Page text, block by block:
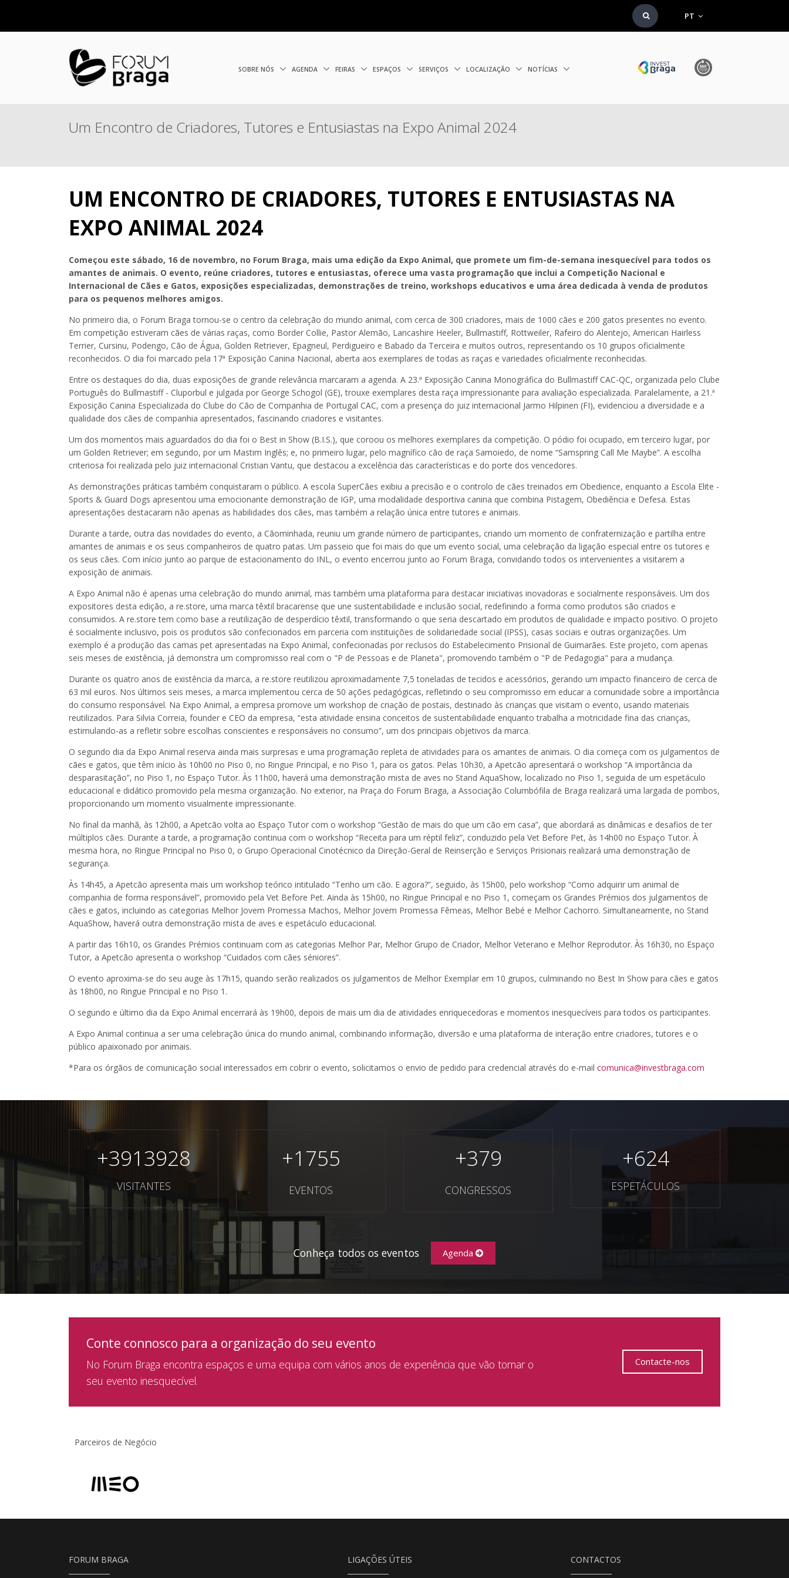
PT
SOBRE NÓS AGENDA FEIRAS ESPAÇOS SERVIÇOS LOCALIZAÇÃO NOTÍCIAS
Um Encontro de Criadores, Tutores e Entusiastas na Expo Animal 2024
UM ENCONTRO DE CRIADORES, TUTORES E ENTUSIASTAS NA
EXPO ANIMAL 2024
Começou este sábado, 16 de novembro, no Forum Braga, mais uma edição da Expo Animal, que promete um fim-de-semana inesquecível para todos os
amantes de animais. O evento, reúne criadores, tutores e entusiastas, oferece uma vasta programação que inclui a Competição Nacional e
Internacional de Cães e Gatos, exposições especializadas, demonstrações de treino, workshops educativos e uma área dedicada à venda de produtos
para os pequenos melhores amigos.
No primeiro dia, o Forum Braga tornou-se o centro da celebração do mundo animal, com cerca de 300 criadores, mais de 1000 cães e 200 gatos presentes no evento.
Em competição estiveram cães de várias raças, como Border Collie, Pastor Alemão, Lancashire Heeler, Bullmastiff, Rottweiler, Rafeiro do Alentejo, American Hairless
Terrier, Cursinu, Podengo, Cão de Água, Golden Retriever, Epagneul, Perdigueiro e Babado da Terceira e muitos outros, representando os 10 grupos oficialmente
reconhecidos. O dia foi marcado pela 17ª Exposição Canina Nacional, aberta aos exemplares de todas as raças e variedades oficialmente reconhecidas.
Entre os destaques do dia, duas exposições de grande relevância marcaram a agenda. A 23.ª Exposição Canina Monográfica do Bullmastiff CAC-QC, organizada pelo Clube
Português do Bullmastiff - Cluporbul e julgada por George Schogol (GE), trouxe exemplares desta raça impressionante para avaliação especializada. Paralelamente, a 21.ª
Exposição Canina Especializada do Clube do Cão de Companhia de Portugal CAC, com a presença do juiz internacional Jarmo Hilpinen (FI), evidenciou a diversidade e a
qualidade dos cães de companhia apresentados, fascinando criadores e visitantes.
Um dos momentos mais aguardados do dia foi o Best in Show (B.I.S.), que coroou os melhores exemplares da competição. O pódio foi ocupado, em terceiro lugar, por
um Golden Retriever; em segundo, por um Mastim Inglês; e, no primeiro lugar, pelo magnífico cão de raça Samoiedo, de nome “Samspring Call Me Maybe”. A escolha
criteriosa foi realizada pelo juiz internacional Cristian Vantu, que destacou a excelência das características e do porte dos vencedores.
As demonstrações práticas também conquistaram o público. A escola SuperCães exibiu a precisão e o controlo de cães treinados em Obedience, enquanto a Escola Elite -
Sports & Guard Dogs apresentou uma emocionante demonstração de IGP, uma modalidade desportiva canina que combina Pistagem, Obediência e Defesa. Estas
apresentações destacaram não apenas as habilidades dos cães, mas também a relação única entre tutores e animais.
Durante a tarde, outra das novidades do evento, a Cãominhada, reuniu um grande número de participantes, criando um momento de confraternização e partilha entre
amantes de animais e os seus companheiros de quatro patas. Um passeio que foi mais do que um evento social, uma celebração da ligação especial entre os tutores e
os seus cães. Com início junto ao parque de estacionamento do INL, o evento encerrou junto ao Forum Braga, convidando todos os intervenientes a visitarem a
exposição de animais.
A Expo Animal não é apenas uma celebração do mundo animal, mas também uma plataforma para destacar iniciativas inovadoras e socialmente responsáveis. Um dos
expositores desta edição, a re.store, uma marca têxtil bracarense que une sustentabilidade e inclusão social, redefinindo a forma como produtos são criados e
consumidos. A re.store tem como base a reutilização de desperdício têxtil, transformando o que seria descartado em produtos de qualidade e impacto positivo. O projeto
é socialmente inclusivo, pois os produtos são confecionados em parceria com instituições de solidariedade social (IPSS), casas sociais e outras organizações. Um
exemplo é a produção das camas pet apresentadas na Expo Animal, confecionadas por reclusos do Estabelecimento Prisional de Guimarães. Este projeto, com apenas
seis meses de existência, já demonstra um compromisso real com o "P de Pessoas e de Planeta", promovendo também o "P de Pedagogia" para a mudança.
Durante os quatro anos de existência da marca, a re.store reutilizou aproximadamente 7,5 toneladas de tecidos e acessórios, gerando um impacto financeiro de cerca de
63 mil euros. Nos últimos seis meses, a marca implementou cerca de 50 ações pedagógicas, refletindo o seu compromisso em educar a comunidade sobre a importância
do consumo responsável. Na Expo Animal, a empresa promove um workshop de criação de postais, destinado às crianças que visitam o evento, usando materiais
reutilizados. Para Silvia Correia, founder e CEO da empresa, “esta atividade ensina conceitos de sustentabilidade enquanto trabalha a motricidade fina das crianças,
estimulando-as a refletir sobre escolhas conscientes e responsáveis no consumo”, um dos principais objetivos da marca.
O segundo dia da Expo Animal reserva ainda mais surpresas e uma programação repleta de atividades para os amantes de animais. O dia começa com os julgamentos de
cães e gatos, que têm início às 10h00 no Piso 0, no Ringue Principal, e no Piso 1, para os gatos. Pelas 10h30, a Apetcão apresentará o workshop “A importância da
desparasitação”, no Piso 1, no Espaço Tutor. Às 11h00, haverá uma demonstração mista de aves no Stand AquaShow, localizado no Piso 1, seguida de um espetáculo
educacional e didático promovido pela mesma organização. No exterior, na Praça do Forum Braga, a Associação Columbófila de Braga realizará uma largada de pombos,
proporcionando um momento visualmente impressionante.
No final da manhã, às 12h00, a Apetcão volta ao Espaço Tutor com o workshop “Gestão de mais do que um cão em casa”, que abordará as dinâmicas e desafios de ter
múltiplos cães. Durante a tarde, a programação continua com o workshop “Receita para um réptil feliz”, conduzido pela Vet Before Pet, às 14h00 no Espaço Tutor. À
mesma hora, no Ringue Principal no Piso 0, o Grupo Operacional Cinotécnico da Direção-Geral de Reinserção e Serviços Prisionais realizará uma demonstração de
segurança.
Às 14h45, a Apetcão apresenta mais um workshop teórico intitulado “Tenho um cão. E agora?”, seguido, às 15h00, pelo workshop “Como adquirir um animal de
companhia de forma responsável”, promovido pela Vet Before Pet. Ainda às 15h00, no Ringue Principal e no Piso 1, começam os Grandes Prémios dos julgamentos de
cães e gatos, incluindo as categorias Melhor Jovem Promessa Machos, Melhor Jovem Promessa Fêmeas, Melhor Bebé e Melhor Cachorro. Simultaneamente, no Stand
AquaShow, haverá outra demonstração mista de aves e espetáculo educacional.
A partir das 16h10, os Grandes Prémios continuam com as categorias Melhor Par, Melhor Grupo de Criador, Melhor Veterano e Melhor Reprodutor. Às 16h30, no Espaço
Tutor, a Apetcão apresenta o workshop “Cuidados com cães séniores”.
O evento aproxima-se do seu auge às 17h15, quando serão realizados os julgamentos de Melhor Exemplar em 10 grupos, culminando no Best In Show para cães e gatos
às 18h00, no Ringue Principal e no Piso 1.
O segundo e último dia da Expo Animal encerrará às 19h00, depois de mais um dia de atividades enriquecedoras e momentos inesquecíveis para todos os participantes.
A Expo Animal continua a ser uma celebração única do mundo animal, combinando informação, diversão e uma plataforma de interação entre criadores, tutores e o
público apaixonado por animais.
*Para os órgãos de comunicação social interessados em cobrir o evento, solicitamos o envio de pedido para credencial através do e-mail comunica@investbraga.com
+3913928
VISITANTES
+1755
EVENTOS
+379
CONGRESSOS
+624
ESPETÁCULOS
Conheça todos os eventos Agenda
Conte connosco para a organização do seu evento
No Forum Braga encontra espaços e uma equipa com vários anos de experiência que vão tornar o
seu evento inesquecível.
Contacte-nos
Parceiros de Negócio
FORUM BRAGA LIGAÇÕES ÚTEIS CONTACTOS